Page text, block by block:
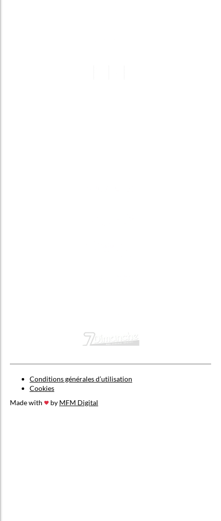
Conditions générales d’utilisation
Cookies
Made with
by MFM Digital